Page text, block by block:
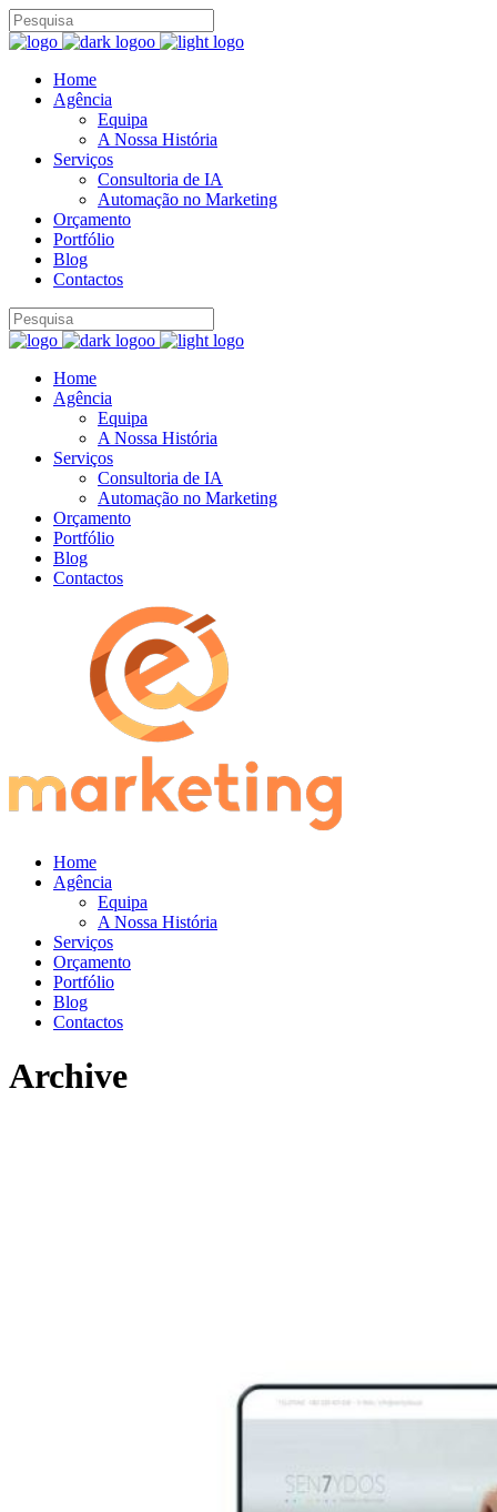
Home
Agência
Equipa
A Nossa História
Serviços
Consultoria de IA
Automação no Marketing
Orçamento
Portfólio
Blog
Contactos
Home
Agência
Equipa
A Nossa História
Serviços
Consultoria de IA
Automação no Marketing
Orçamento
Portfólio
Blog
Contactos
Home
Agência
Equipa
A Nossa História
Serviços
Orçamento
Portfólio
Blog
Contactos
Archive